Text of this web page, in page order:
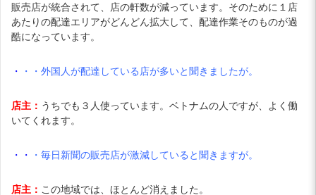
販売店が統合されて、店の軒数が減っています。そのために１店
あたりの配達エリアがどんどん拡大して、配達作業そのものが過
酷になっています。
・ ・・ 外国人が配達している店が多いと聞きましたが。
店主： うちでも３人使っています。ベトナムの人ですが、よく働
いてくれます。
・・ ・ 毎日新聞の販売店が激減していると聞きますが。
店主： この地域では、ほとんど消えました。